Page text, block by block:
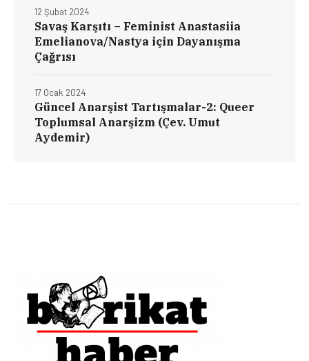
Savaş Karşıtı – Feminist Anastasiia
Emelianova/Nastya için Dayanışma
Çağrısı
12 Şubat 2024
Güncel Anarşist Tartışmalar-2: Queer
Toplumsal Anarşizm (Çev. Umut
Aydemir)
17 Ocak 2024